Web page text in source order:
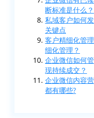
断标准是什么？
私域客户如何
关键点
客户精细化管
细化管理？
企业微信如何
现持续成交？
企业微信内容
都有哪些?